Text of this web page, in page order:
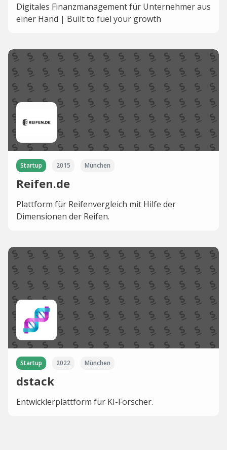
Digitales Finanzmanagement für Unternehmer aus
einer Hand | Built to fuel your growth
Startup 2015 München
Reifen.de
Plattform für Reifenvergleich mit Hilfe der
Dimensionen der Reifen.
Startup 2022 München
dstack
Entwicklerplattform für KI-Forscher.